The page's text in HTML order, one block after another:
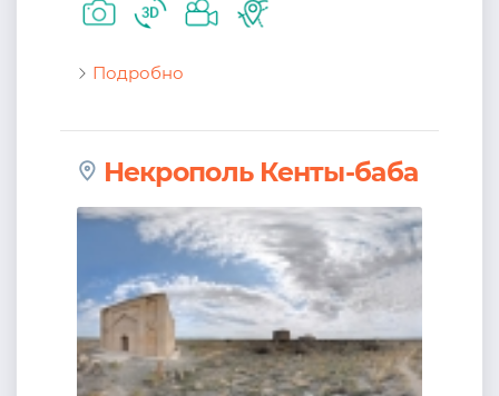
Подробно
Некрополь Кенты-баба